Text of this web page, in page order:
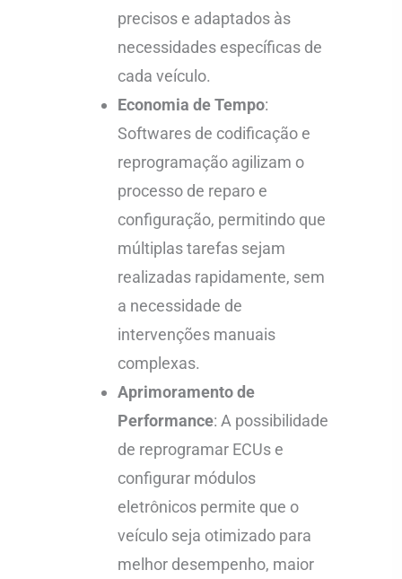
precisos e adaptados às
necessidades específicas de
cada veículo.
Economia de Tempo:
Softwares de codificação e
reprogramação agilizam o
processo de reparo e
configuração, permitindo que
múltiplas tarefas sejam
realizadas rapidamente, sem
a necessidade de
intervenções manuais
complexas.
Aprimoramento de
Performance: A possibilidade
de reprogramar ECUs e
configurar módulos
eletrônicos permite que o
veículo seja otimizado para
melhor desempenho, maior